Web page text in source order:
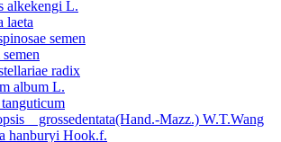
alkekengi L.
laeta
semen
radix
album L.
grossedentata(Hand.-Mazz.) W.T.Wang
hanburyi Hook.f.